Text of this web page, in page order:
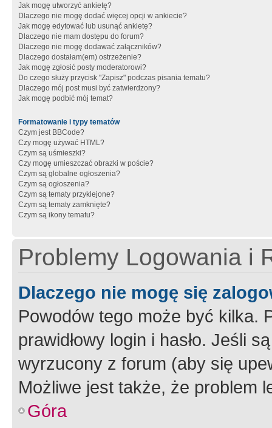
Jak mogę utworzyć ankietę?
Dlaczego nie mogę dodać więcej opcji w ankiecie?
Jak mogę edytować lub usunąć ankietę?
Dlaczego nie mam dostępu do forum?
Dlaczego nie mogę dodawać załączników?
Dlaczego dostałam(em) ostrzeżenie?
Jak mogę zgłosić posty moderatorowi?
Do czego służy przycisk "Zapisz" podczas pisania tematu?
Dlaczego mój post musi być zatwierdzony?
Jak mogę podbić mój temat?
Formatowanie i typy tematów
Czym jest BBCode?
Czy mogę używać HTML?
Czym są uśmieszki?
Czy mogę umieszczać obrazki w poście?
Czym są globalne ogłoszenia?
Czym są ogłoszenia?
Czym są tematy przyklejone?
Czym są tematy zamknięte?
Czym są ikony tematu?
Problemy Logowania i
Dlaczego nie mogę się
Powodów tego może być kilka.
prawidłowy login i hasło. Jeśli
wyrzucony z forum (aby się
Możliwe jest także, że problem
Góra